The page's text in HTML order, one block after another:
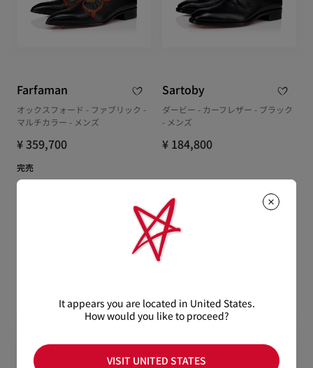
Farfaman
オックスフォード - ファブリック -
マルチカラー - メンズ
¥ 359,700
完売
Sartoby
ダービー - カーフレザー - ブラック
- メンズ
¥ 184,800
It appears you are located in United States.
How would you like to proceed?
VISIT UNITED STATES